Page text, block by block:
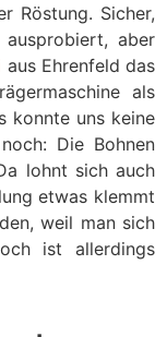
Röstung. Sicher,
aber
aus Ehrenfeld das
als
konnte uns keine
Die Bohnen
lohnt sich auch
etwas klemmt
weil man sich
ist allerdings